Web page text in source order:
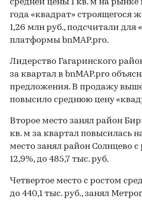
средней цены 1 кв. м на
года «квадрат» строящегося
1,26 млн руб., подсчитали
платформы bnMAP.pro.
Лидерство Гагаринского
за квартал в bnMAP.pro
предложения. В продажу
повысило среднюю цену
Второе место занял район
кв. м за квартал повысилась
место занял район Солнцево
12,9%, до 485,7 тыс. руб.
Четвертое место с ростом
до 440,1 тыс. руб., занял